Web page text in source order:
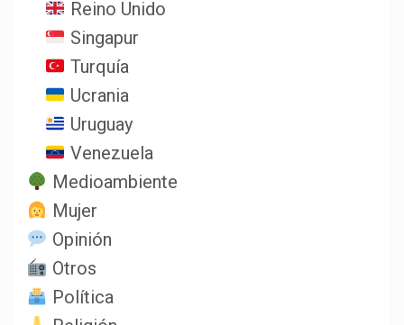
Reino Unido
Singapur
Turquía
Ucrania
Uruguay
Venezuela
Medioambiente
Mujer
Opinión
Otros
Política